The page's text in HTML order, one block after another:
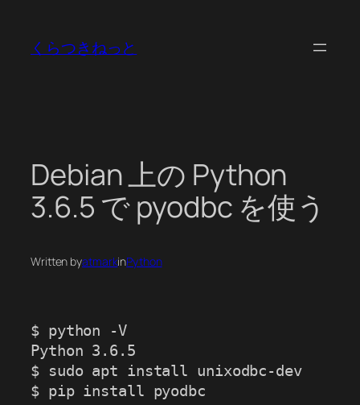
くらつきねっと
Debian 上の Python
3.6.5 で pyodbc を使う
Written byatmarkinPython
$ python -V
Python 3.6.5
$ sudo apt install unixodbc-dev
$ pip install pyodbc